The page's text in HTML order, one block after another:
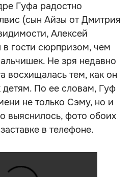
Гуфа радостно
(сын Айзы от Дмитрия
Алексей
в гости сюрпризом, чем
Не зря недавно
восхищалась тем, как он
детям. По ее словам, Гуф
не только Сэму, но и
выяснилось, фото обоих
в телефоне.